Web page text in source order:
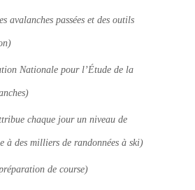
avalanches passées et des outils
Nationale pour l’Étude de la
chaque jour un niveau de
à des milliers de randonnées à ski)
de course)